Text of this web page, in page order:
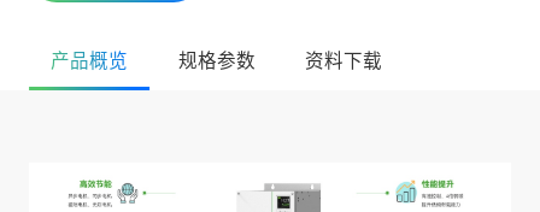
产品概览 规格参数 资料下载